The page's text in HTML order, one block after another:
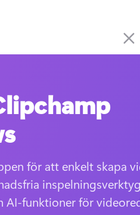
in
för att enkelt skapa
AI-funktioner för